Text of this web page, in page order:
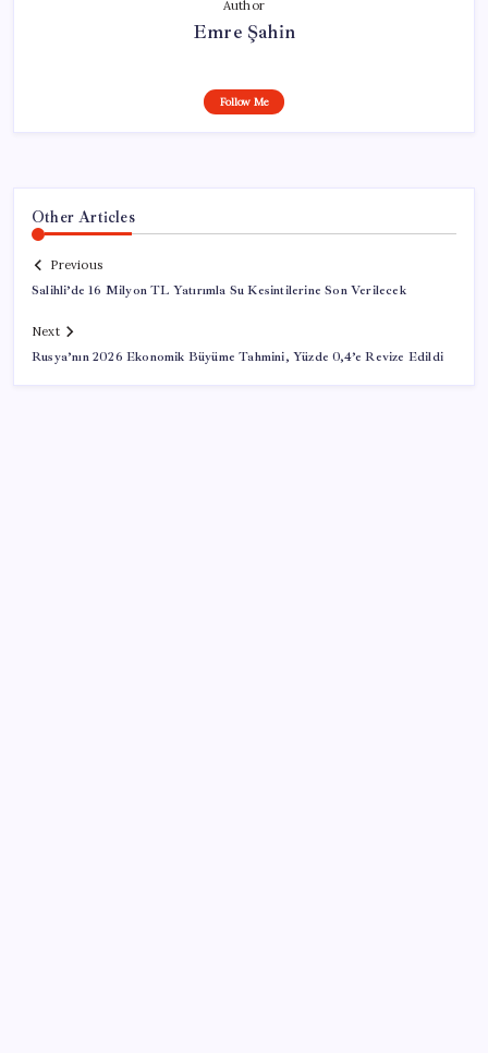
Author
Emre Şahin
Follow Me
Other Articles
Previous
Salihli’de 16 Milyon TL Yatırımla Su Kesintilerine Son Verilecek
Next
Rusya’nın 2026 Ekonomik Büyüme Tahmini, Yüzde 0,4’e Revize Edildi